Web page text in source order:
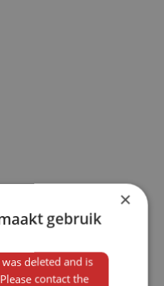
×
gebruik
deleted and is
contact the